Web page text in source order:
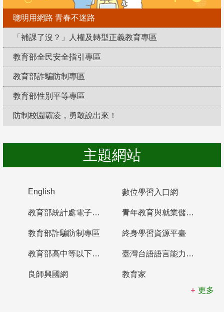
聰明用網路 青春不迷路
「補課了沒？」人權及轉型正義教育專區
教育部全民安全指引專區
教育部詐騙防制專區
教育部性別平等專區
防制校園霸凌，勇敢說出來！
主題網站
English 數位學習入口網
教育部統計處電子書櫃 青年教育與就業儲蓄帳戶
教育部詐騙防制專區 終身學習資源平臺
教育部高中等以下學校及幼兒園教師資格檢定考試 臺灣台語語言能力認證網站
良師興國網
教育家
更多